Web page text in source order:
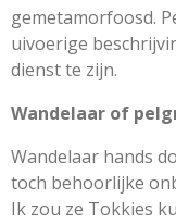
gemetamorfoosd.
uivoerige
dienst te zijn.
Wandelaar of
Wandelaar hands
toch behoorlijke
Ik zou ze Tokkies